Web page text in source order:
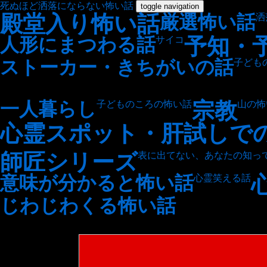
死ぬほど洒落にならない怖い話 toggle navigation
殿堂入り怖い話厳選怖い話洒
人形にまつわる話サイコ予知・
ストーカー・きちがいの話子ども
一人暮らし 子どものころの怖い話宗教山の
心霊スポット・肝試しで
師匠シリーズ表に出てない、あなたの知っ
意味が分かると怖い話心霊笑える話
じわじわくる怖い話